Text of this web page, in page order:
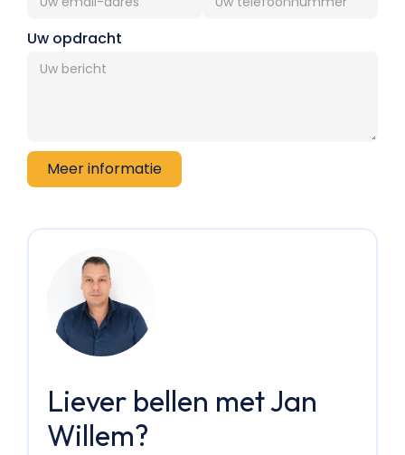
Uw opdracht
Liever bellen met Jan
Willem?